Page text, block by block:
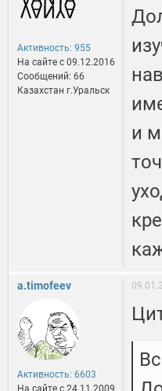
Активность: 955
На сайте c 09.12.2016
Сообщений: 66
Казахстан г.Уральск
и
a.timofeev
Активность: 6603